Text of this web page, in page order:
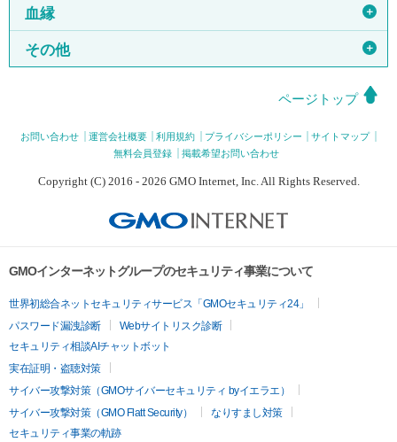
血縁 ＋
その他 ＋
ページトップ
お問い合わせ 運営会社概要 利用規約 プライバシーポリシー
サイトマップ
無料会員登録
掲載希望お問い合わせ
Copyright (C) 2016 - 2026 GMO Internet, Inc. All Rights Reserved.
GMOインターネットグループのセキュリティ事業について
世界初総合ネットセキュリティサービス「GMOセキュリティ24」
パスワード漏洩診断
Webサイトリスク診断
セキュリティ相談AIチャットボット
実在証明・盗聴対策
サイバー攻撃対策（GMOサイバーセキュリティ byイエラエ）
サイバー攻撃対策（GMO Flatt Security）
なりすまし対策
セキュリティ事業の軌跡